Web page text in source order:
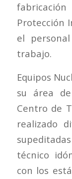
Protección
el
trabajo.
Equipos
su área
Centro de
realizado
técnico
con los